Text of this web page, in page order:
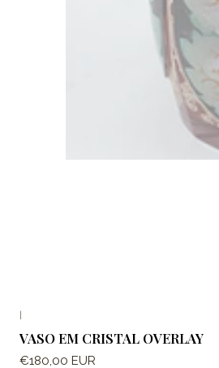
VASO EM CRISTAL OVERLAY
€180,00 EUR